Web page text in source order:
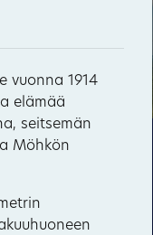
sivuston
sekä
toimittamiseen,
analysointiin.
Sonkaja
Vepsänmäki
vuonna 1914
elämää
seitsemän
Möhkön